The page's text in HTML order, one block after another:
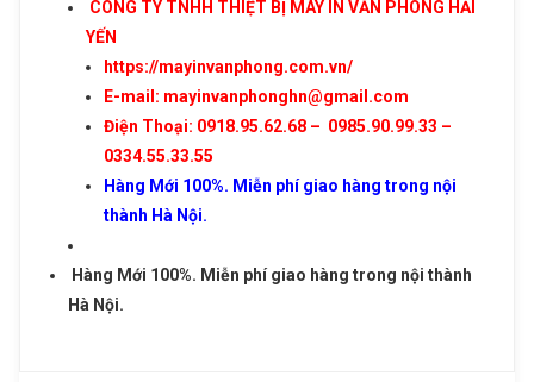
CÔNG TY TNHH THIỆT BỊ MÁY IN VĂN PHÒNG HẢI
YẾN
https://mayinvanphong.com.vn/
E-mail: mayinvanphonghn@gmail.com
Điện Thoại: 0918.95.62.68 – 0985.90.99.33 –
0334.55.33.55
Hàng Mới 100%. Miễn phí giao hàng trong nội
thành Hà Nội.
Hàng Mới 100%. Miễn phí giao hàng trong nội thành
Hà Nội.
Số điện thoại
Nhu cầu cần tư vấn
Máy đóng gáy xoắn sắt kép H-PEC B25
(B2920)
Giá: 4,750,000 đ
Giỏ hàng hiện có:
Tiếp tục mua hàng
Đi đến giỏ hàng